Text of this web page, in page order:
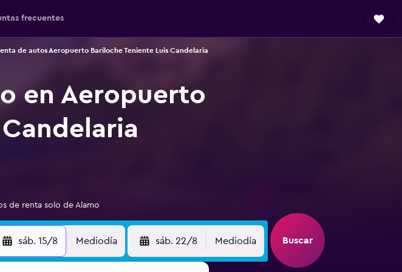
frecuentes
de autos Aeropuerto Bariloche Teniente Luis Candelaria
en Aeropuerto
de renta solo de Alamo
sáb. 15/8 Mediodía sáb. 22/8 Mediodía Buscar